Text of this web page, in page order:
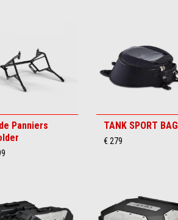
Panniers
TANK SPORT BAG
€ 279